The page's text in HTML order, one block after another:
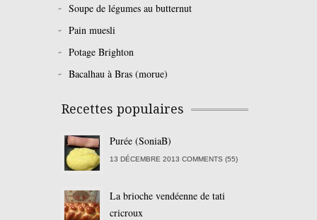
Soupe de légumes au butternut
Pain muesli
Potage Brighton
Bacalhau à Bras (morue)
Recettes populaires
Purée (SoniaB)
13 DÉCEMBRE 2013 COMMENTS (55)
La brioche vendéenne de tati
cricroux